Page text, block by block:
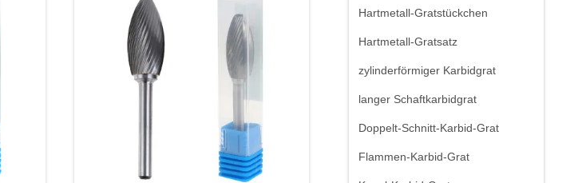
Hartmetall-Gratstückchen
Hartmetall-Gratsatz
zylinderförmiger Karbidgrat
langer Schaftkarbidgrat
Doppelt-Schnitt-Karbid-Grat
Flammen-Karbid-Grat